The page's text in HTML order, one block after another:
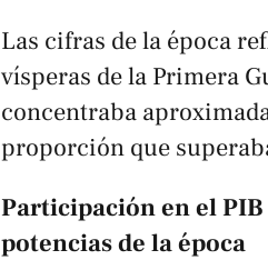
Las cifras de la época
vísperas de la Primera
concentraba
proporción que
Participación en el
potencias de la época